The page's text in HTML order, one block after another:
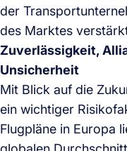
der
des Marktes
Zuverlässigkeit,
Unsicherheit
Mit Blick auf die
ein wichtiger
Flugpläne in Europa